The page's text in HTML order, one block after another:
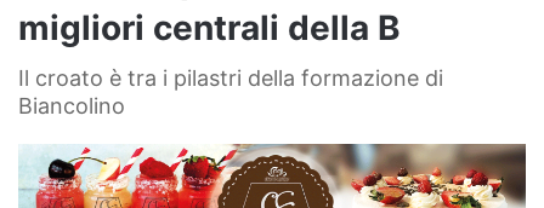
migliori centrali della B
Il croato è tra i pilastri della formazione di
Biancolino